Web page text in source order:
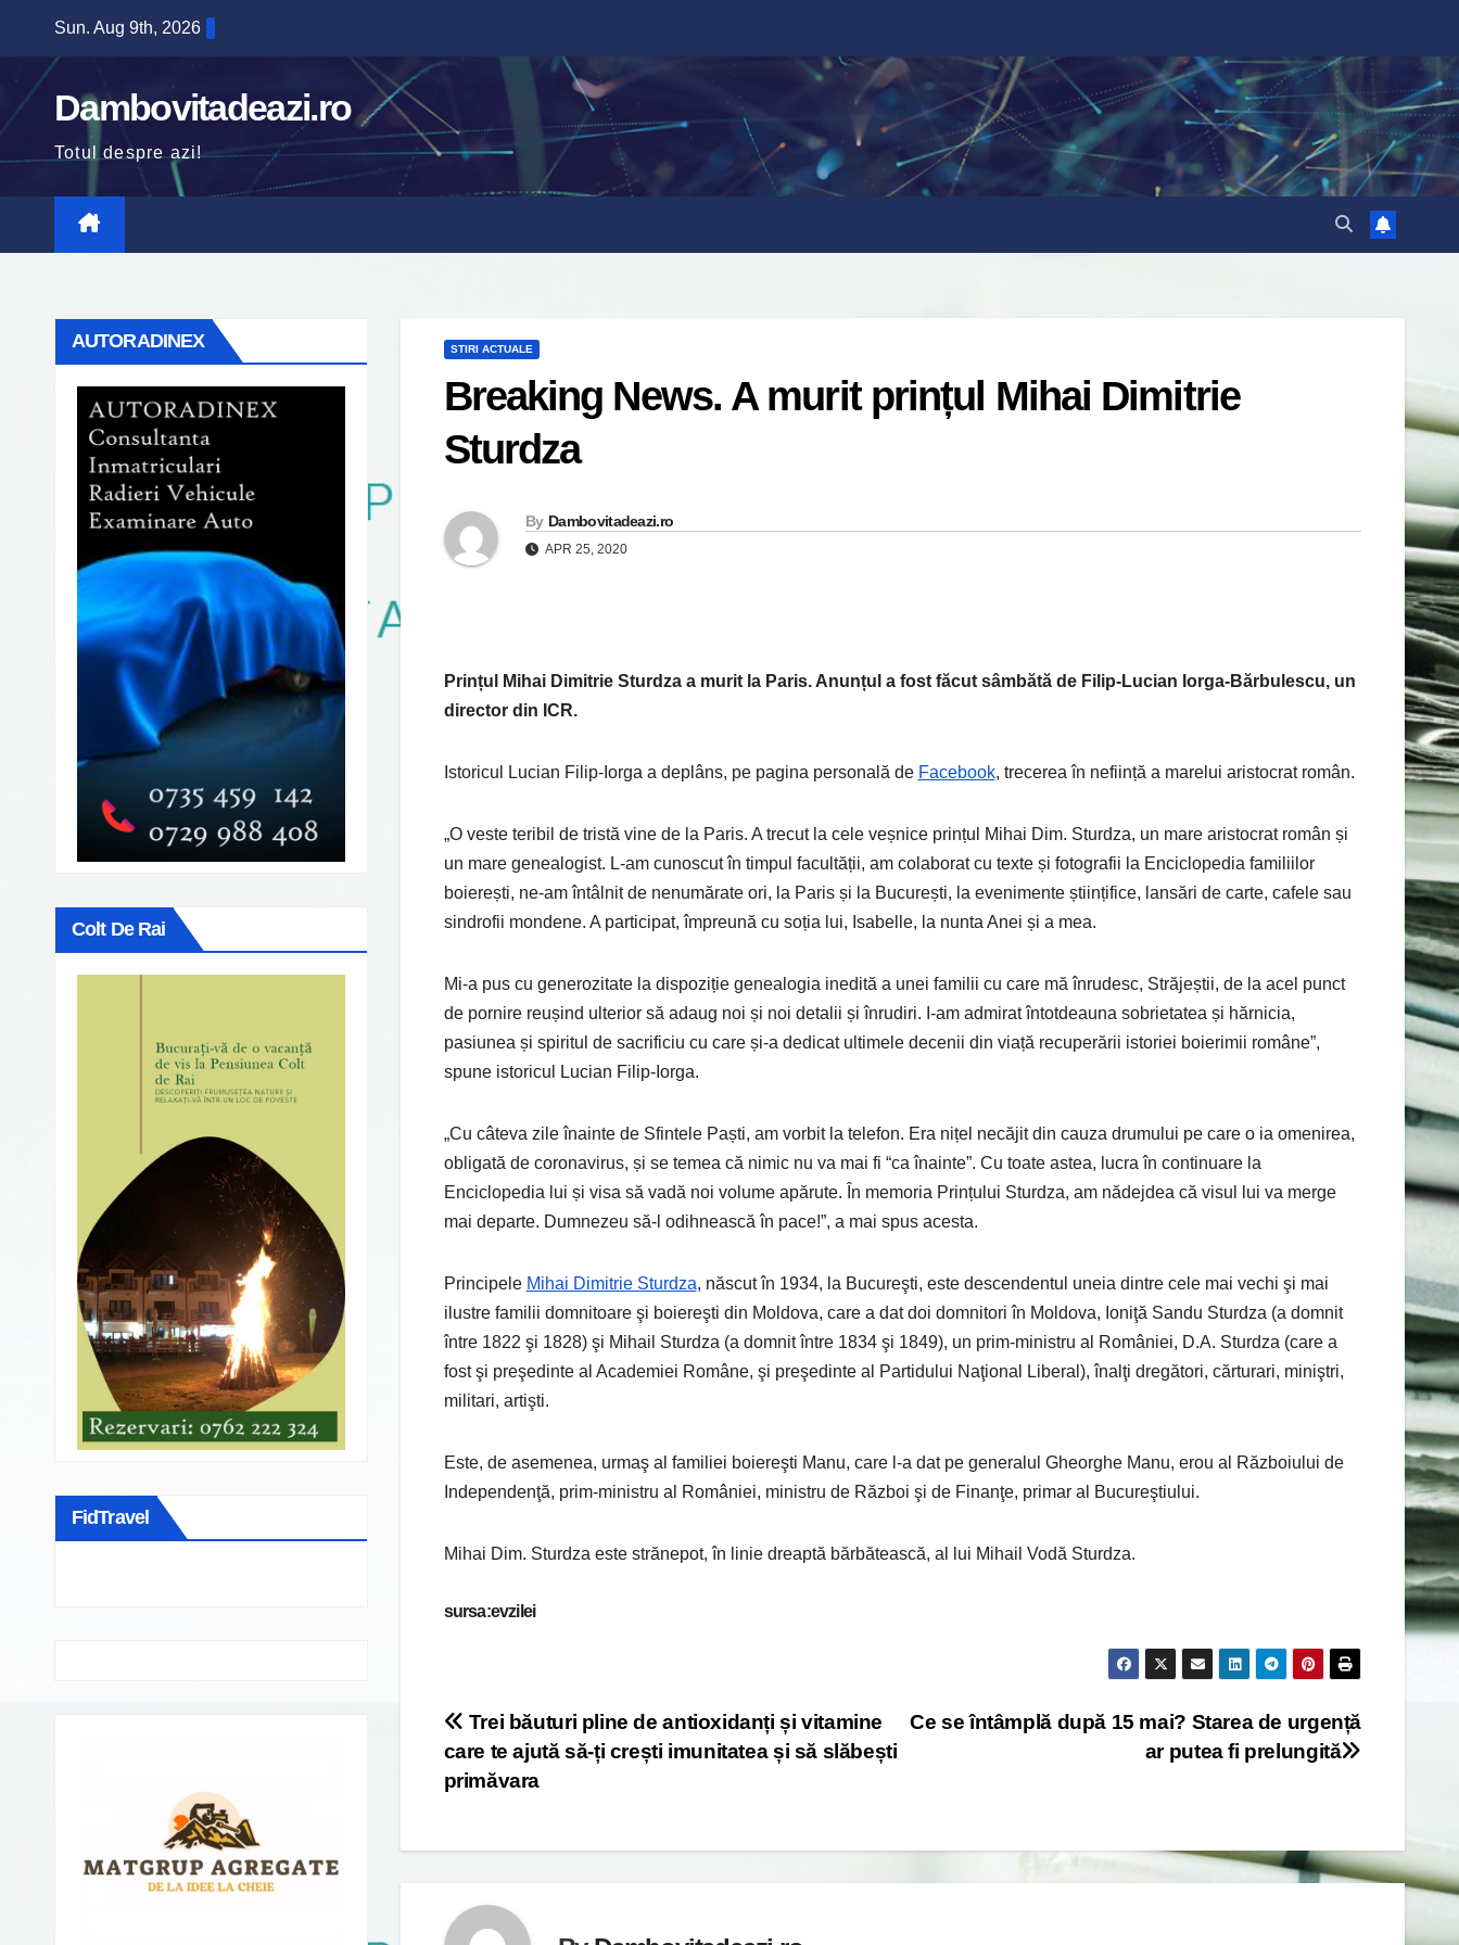
content
Sun. Aug 9th, 2026
Dambovitadeazi.ro
Totul despre azi!
AUTORADINEX
Colt De Rai
FidTravel
STIRI ACTUALE
Breaking News. A murit prințul Mihai Dimitrie
Sturdza
By Dambovitadeazi.ro
APR 25, 2020
Prințul Mihai Dimitrie Sturdza a murit la Paris. Anunțul a fost făcut sâmbătă de Filip-Lucian Iorga-Bărbulescu, un
director din ICR.
Istoricul Lucian Filip-Iorga a deplâns, pe pagina personală de Facebook, trecerea în neființă a marelui aristocrat român.
„O veste teribil de tristă vine de la Paris. A trecut la cele veșnice prințul Mihai Dim. Sturdza, un mare aristocrat român și
un mare genealogist. L-am cunoscut în timpul facultății, am colaborat cu texte și fotografii la Enciclopedia familiilor
boierești, ne-am întâlnit de nenumărate ori, la Paris și la București, la evenimente științifice, lansări de carte, cafele sau
sindrofii mondene. A participat, împreună cu soția lui, Isabelle, la nunta Anei și a mea.
Mi-a pus cu generozitate la dispoziție genealogia inedită a unei familii cu care mă înrudesc, Străjeștii, de la acel punct
de pornire reușind ulterior să adaug noi și noi detalii și înrudiri. I-am admirat întotdeauna sobrietatea și hărnicia,
pasiunea și spiritul de sacrificiu cu care și-a dedicat ultimele decenii din viață recuperării istoriei boierimii române”,
spune istoricul Lucian Filip-Iorga.
„Cu câteva zile înainte de Sfintele Paști, am vorbit la telefon. Era nițel necăjit din cauza drumului pe care o ia omenirea,
obligată de coronavirus, și se temea că nimic nu va mai fi “ca înainte”. Cu toate astea, lucra în continuare la
Enciclopedia lui și visa să vadă noi volume apărute. În memoria Prințului Sturdza, am nădejdea că visul lui va merge
mai departe. Dumnezeu să-l odihnească în pace!”, a mai spus acesta.
Principele Mihai Dimitrie Sturdza, născut în 1934, la Bucureşti, este descendentul uneia dintre cele mai vechi şi mai
ilustre familii domnitoare şi boiereşti din Moldova, care a dat doi domnitori în Moldova, Ioniţă Sandu Sturdza (a domnit
între 1822 şi 1828) şi Mihail Sturdza (a domnit între 1834 şi 1849), un prim-ministru al României, D.A. Sturdza (care a
fost şi preşedinte al Academiei Române, şi preşedinte al Partidului Naţional Liberal), înalţi dregători, cărturari, miniştri,
militari, artişti.
Este, de asemenea, urmaş al familiei boiereşti Manu, care l-a dat pe generalul Gheorghe Manu, erou al Războiului de
Independenţă, prim-ministru al României, ministru de Război şi de Finanţe, primar al Bucureştiului.
Mihai Dim. Sturdza este strănepot, în linie dreaptă bărbătească, al lui Mihail Vodă Sturdza.
sursa:evzilei
Post
navigation
Ce se întâmplă după 15 mai? Starea de urgență
ar putea fi prelungită
Trei băuturi pline de antioxidanți și vitamine
care te ajută să-ți crești imunitatea și să slăbești
primăvara